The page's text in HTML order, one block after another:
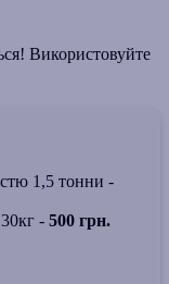
Використовуйте
1,5 тонни -
- 500 грн.